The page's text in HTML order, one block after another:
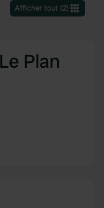
Afficher tout(2)
Plan